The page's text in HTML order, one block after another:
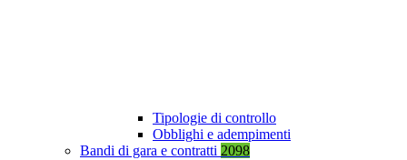
Tipologie di controllo
Obblighi e adempimenti
Bandi di gara e contratti 2098